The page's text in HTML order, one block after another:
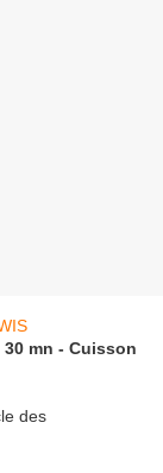
mn - Cuisson
des